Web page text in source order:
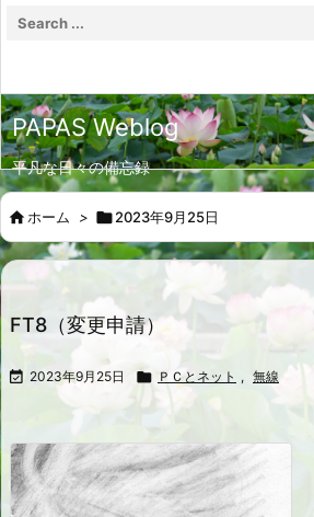
PAPAS Weblog
平凡な日々の備忘録
ホーム > 2023年9月25日
FT8（変更申請）
 2023年9月25日  ＰＣとネット , 無線